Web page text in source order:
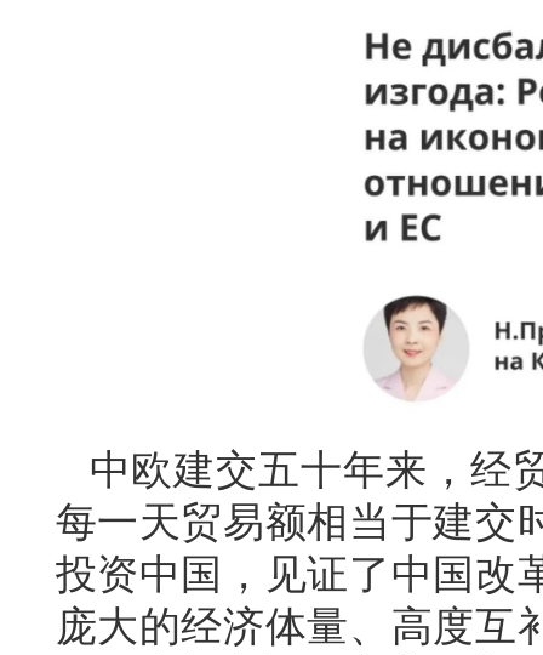
中欧建交五十年来，经
每一天贸易额相当于建交
投资中国，见证了中国改
庞大的经济体量、高度互